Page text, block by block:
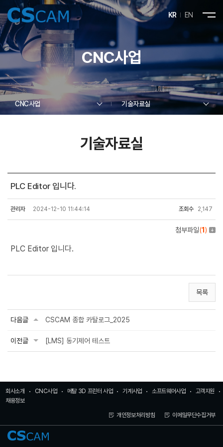
KR EN
CNC사업
CNC사업 기술자료실
기술자료실
PLC Editor 입니다.
관리자 2024-12-10 11:44:14 조회수 2,147
첨부파일(1 )
PLC Editor 입니다.
목록
다음글 CSCAM 종합 카탈로그_2025
이전글 [LMS] 동기제어 테스트
회사소개 CNC사업 메탈 3D 프린터 사업 기계사업 소프트웨어사업
고객지원
채용정보
개인정보처리방침 이메일무단수집거부